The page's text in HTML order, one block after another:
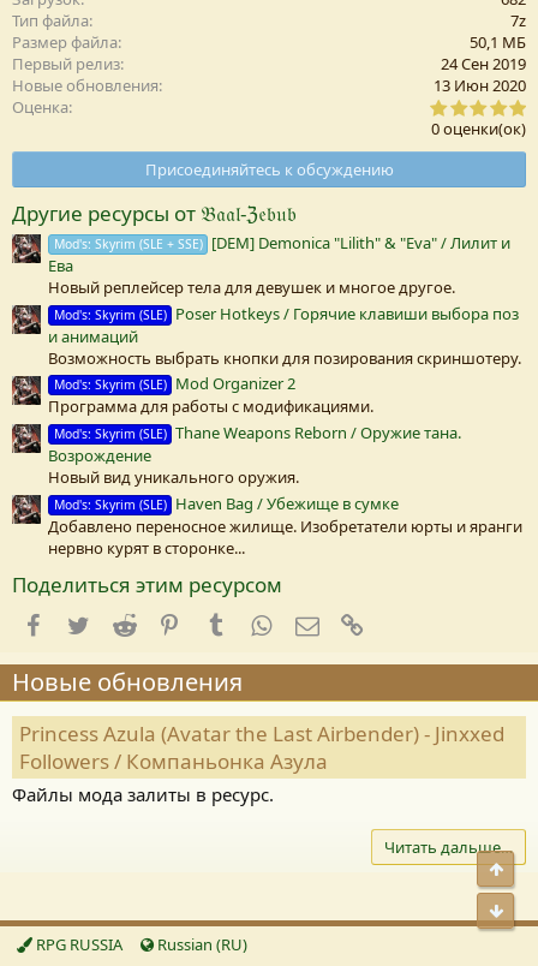
а
т
и
и
:
Тип файла
7z
Размер файла
50,1 MБ
Первый релиз
24 Сен 2019
Новые обновления
13 Июн 2020
Оценка
0
,
0
з
0 оценки(ок)
Присоединяйтесь к обсуждению
Другие ресурсы от 𝔅𝔞𝔞𝔩-ℨ𝔢𝔟𝔲𝔟
Mod's: Skyrim (SLE + SSE) [DEM] Demonica "Lilith" & "Eva" / Лилит и
Ева
Новый реплейсер тела для девушек и многое другое.
Mod's: Skyrim (SLE) Poser Hotkeys / Горячие клавиши выбора поз
и анимаций
Возможность выбрать кнопки для позирования скриншотеру.
Mod's: Skyrim (SLE) Mod Organizer 2
Программа для работы с модификациями.
Mod's: Skyrim (SLE) Thane Weapons Reborn / Оружие тана.
Возрождение
Новый вид уникального оружия.
Mod's: Skyrim (SLE) Haven Bag / Убежище в сумке
Добавлено переносное жилище. Изобретатели юрты и яранги
нервно курят в сторонке...
Поделиться этим ресурсом
Facebook
TwitterReddit PinterestTumblrWhatsApp
E-mail
Новые обновления
Princess Azula (Avatar the Last Airbender) - Jinxxed
Followers / Компаньонка Азула
Файлы мода залиты в ресурс.
Читать дальше…
RPG RUSSIA Russian (RU)